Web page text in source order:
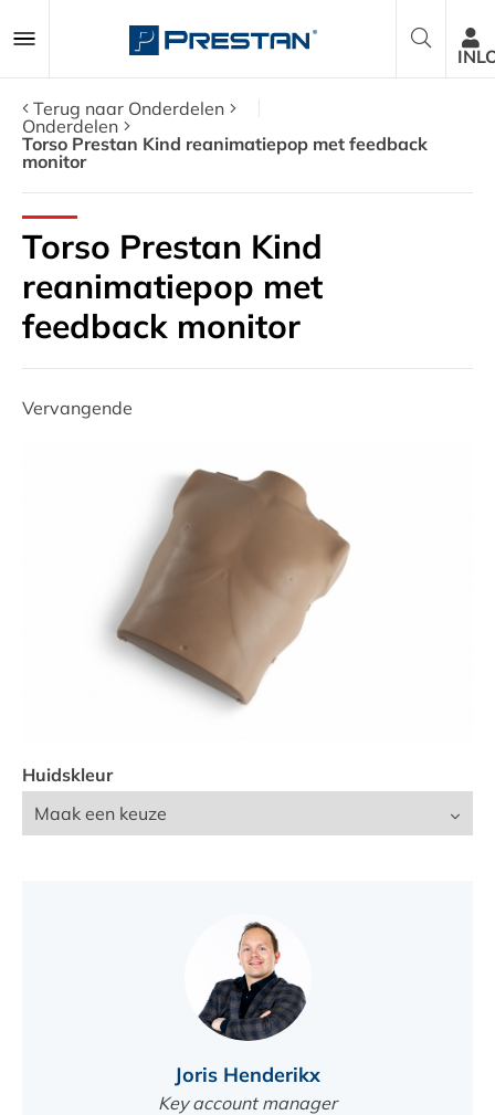
Reanimatiepoppen
Pakketten
Onderdelen
VIND EEN DEALER
Terug naar Onderdelen
Onderdelen
Torso Prestan Kind reanimatiepop met feedback
monitor
Torso Prestan Kind
reanimatiepop met
feedback monitor
Vervangende
Huidskleur
Joris Henderikx
Key account manager